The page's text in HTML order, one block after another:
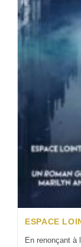
ESPACE
En renonçant à